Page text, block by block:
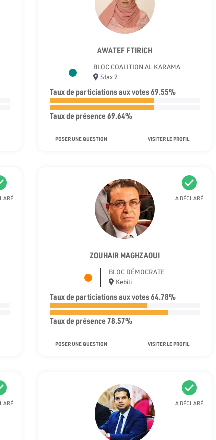
AWATEF FTIRICH
BLOC COALITION AL KARAMA
Sfax 2
Taux de particiations aux votes 69.55%
Taux de présence 69.64%
POSER UNE QUESTION VISITER LE PROFIL
A DÉCLARÉ
ZOUHAIR MAGHZAOUI
BLOC DÉMOCRATE
Kebili
Taux de particiations aux votes 64.78%
Taux de présence 78.57%
POSER UNE QUESTION VISITER LE PROFIL
A DÉCLARÉ